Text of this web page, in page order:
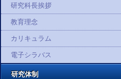
研究科長挨拶
教育理念
カリキュラム
電子シラバス
研究体制